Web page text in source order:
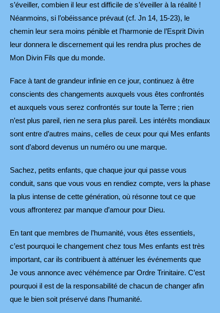
s’éveiller, combien il leur est difficile de s’éveiller à la réalité !
Néanmoins, si l’obéissance prévaut (cf. Jn 14, 15-23), le
chemin leur sera moins pénible et l’harmonie de l’Esprit Divin
leur donnera le discernement qui les rendra plus proches de
Mon Divin Fils que du monde.
Face à tant de grandeur infinie en ce jour, continuez à être
conscients des changements auxquels vous êtes confrontés
et auxquels vous serez confrontés sur toute la Terre ; rien
n’est plus pareil, rien ne sera plus pareil. Les intérêts mondiaux
sont entre d’autres mains, celles de ceux pour qui Mes enfants
sont d’abord devenus un numéro ou une marque.
Sachez, petits enfants, que chaque jour qui passe vous
conduit, sans que vous vous en rendiez compte, vers la phase
la plus intense de cette génération, où résonne tout ce que
vous affronterez par manque d’amour pour Dieu.
En tant que membres de l’humanité, vous êtes essentiels,
c’est pourquoi le changement chez tous Mes enfants est très
important, car ils contribuent à atténuer les événements que
Je vous annonce avec véhémence par Ordre Trinitaire. C’est
pourquoi il est de la responsabilité de chacun de changer afin
que le bien soit préservé dans l’humanité.